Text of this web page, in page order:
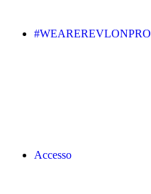
#WEAREREVLONPRO
Accesso